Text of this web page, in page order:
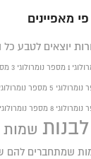
מאפיינים
יוצאים לטבע כל
1 מספר נומרולוגי 3
נומרולוגי 5 מספר נומרולוגי
נומרולוגי 8 מספר
שמות
שמתחברים להם